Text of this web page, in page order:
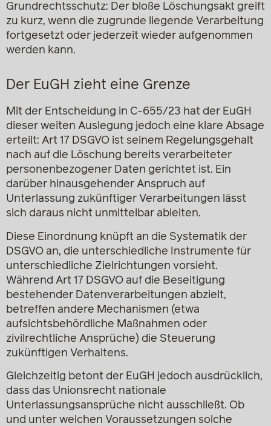
Grundrechtsschutz: Der bloße Löschungsakt greift
zu kurz, wenn die zugrunde liegende Verarbeitung
fortgesetzt oder jederzeit wieder aufgenommen
werden kann.
Der EuGH zieht eine Grenze
Mit der Entscheidung in C-655/23 hat der EuGH
dieser weiten Auslegung jedoch eine klare Absage
erteilt: Art 17 DSGVO ist seinem Regelungsgehalt
nach auf die Löschung bereits verarbeiteter
personenbezogener Daten gerichtet ist. Ein
darüber hinausgehender Anspruch auf
Unterlassung zukünftiger Verarbeitungen lässt
sich daraus nicht unmittelbar ableiten.
Diese Einordnung knüpft an die Systematik der
DSGVO an, die unterschiedliche Instrumente für
unterschiedliche Zielrichtungen vorsieht.
Während Art 17 DSGVO auf die Beseitigung
bestehender Datenverarbeitungen abzielt,
betreffen andere Mechanismen (etwa
aufsichtsbehördliche Maßnahmen oder
zivilrechtliche Ansprüche) die Steuerung
zukünftigen Verhaltens.
Gleichzeitig betont der EuGH jedoch ausdrücklich,
dass das Unionsrecht nationale
Unterlassungsansprüche nicht ausschließt. Ob
und unter welchen Voraussetzungen solche